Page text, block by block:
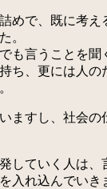
めで、既に考え
。
も言うことを聞
ち、更には人の
ますし、社会の
していく人は、
入れ込んでいき